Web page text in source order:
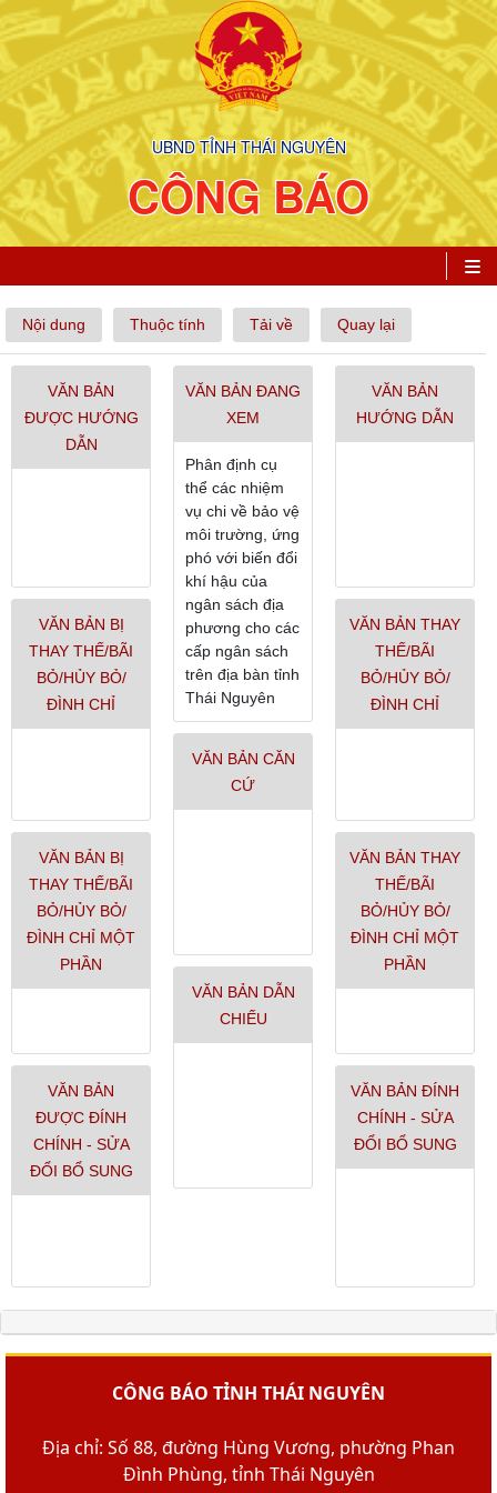
UBND TỈNH THÁI NGUYÊN
CÔNG BÁO
Nội dung Thuộc tính Tải về Quay lại
VĂN BẢN
ĐƯỢC HƯỚNG
DẪN
VĂN BẢN BỊ
THAY THẾ/BÃI
BỎ/HỦY BỎ/
ĐÌNH CHỈ
VĂN BẢN BỊ
THAY THẾ/BÃI
BỎ/HỦY BỎ/
ĐÌNH CHỈ MỘT
PHẦN
VĂN BẢN
ĐƯỢC ĐÍNH
CHÍNH - SỬA
ĐỔI BỔ SUNG
VĂN BẢN ĐANG
XEM
Phân định cụ
thể các nhiệm
vụ chi về bảo vệ
môi trường, ứng
phó với biến đổi
khí hậu của
ngân sách địa
phương cho các
cấp ngân sách
trên địa bàn tỉnh
Thái Nguyên
VĂN BẢN CĂN
CỨ
VĂN BẢN DẪN
CHIẾU
VĂN BẢN
HƯỚNG DẪN
VĂN BẢN THAY
THẾ/BÃI
BỎ/HỦY BỎ/
ĐÌNH CHỈ
VĂN BẢN THAY
THẾ/BÃI
BỎ/HỦY BỎ/
ĐÌNH CHỈ MỘT
PHẦN
VĂN BẢN ĐÍNH
CHÍNH - SỬA
ĐỔI BỔ SUNG
CÔNG BÁO TỈNH THÁI NGUYÊN
Địa chỉ: Số 88, đường Hùng Vương, phường Phan
Đình Phùng, tỉnh Thái Nguyên